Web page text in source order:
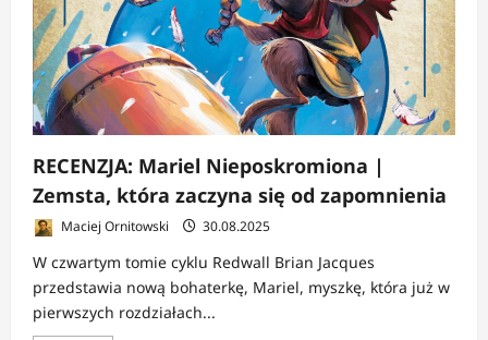
RECENZJA: Mariel Nieposkromiona |
Zemsta, która zaczyna się od zapomnienia
Maciej Ornitowski 30.08.2025
W czwartym tomie cyklu Redwall Brian Jacques
przedstawia nową bohaterkę, Mariel, myszkę, która już w
pierwszych rozdziałach...